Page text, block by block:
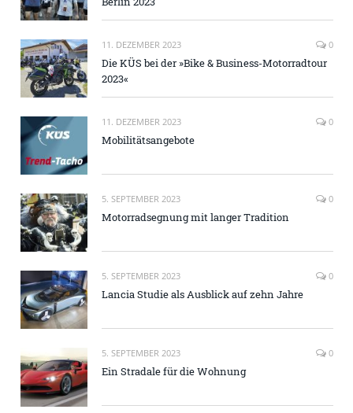
11. DEZEMBER 2023 0
Die KÜS bei der »Bike & Business-Motorradtour
2023«
11. DEZEMBER 2023 0
Mobilitätsangebote
5. SEPTEMBER 2023 0
Motorradsegnung mit langer Tradition
5. SEPTEMBER 2023 0
Lancia Studie als Ausblick auf zehn Jahre
5. SEPTEMBER 2023 0
Ein Stradale für die Wohnung